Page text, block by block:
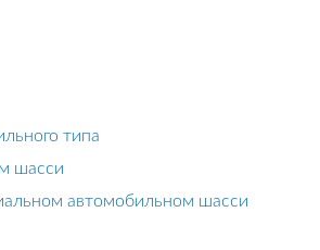
типа
шасси
автомобильном шасси